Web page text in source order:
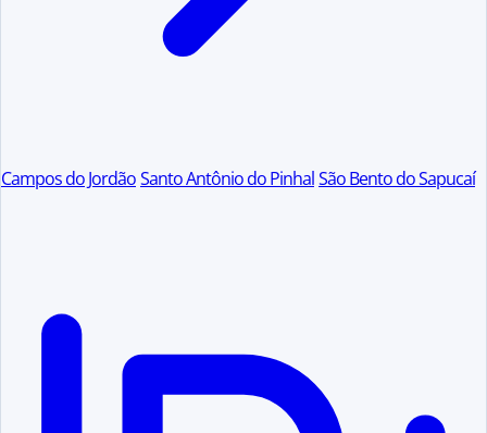
Campos do JordãoSanto Antônio do PinhalSão Bento do Sapucaí